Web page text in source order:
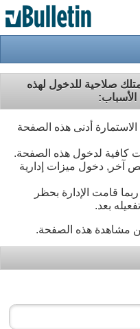
صلاحية للدخول لهذه
الأسباب:
أدنى هذه الصفحة
كافية لدخول هذه الصفحة.
آخر, دخول ميزات إدارية
قامت الإدارة بحظر
بعد.
مشاهدة هذه الصفحة.